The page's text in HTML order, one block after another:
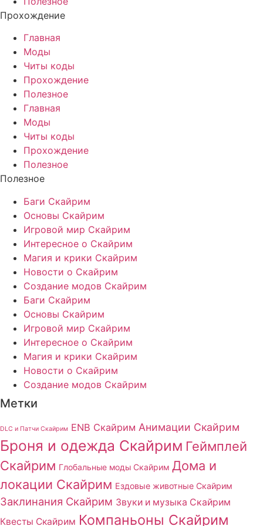
Прохождение
Главная
Моды
Читы коды
Прохождение
Полезное
Главная
Моды
Читы коды
Прохождение
Полезное
Полезное
Баги Скайрим
Основы Скайрим
Игровой мир Скайрим
Интересное о Скайрим
Магия и крики Скайрим
Новости о Скайрим
Создание модов Скайрим
Баги Скайрим
Основы Скайрим
Игровой мир Скайрим
Интересное о Скайрим
Магия и крики Скайрим
Новости о Скайрим
Создание модов Скайрим
Метки
DLC и Патчи Скайрим ENB Скайрим Анимации Скайрим
Броня и одежда Скайрим Геймплей
Скайрим Глобальные моды Скайрим Дома и
локации Скайрим Ездовые животные Скайрим
Заклинания Скайрим Звуки и музыка Скайрим
Квесты Скайрим Компаньоны Скайрим